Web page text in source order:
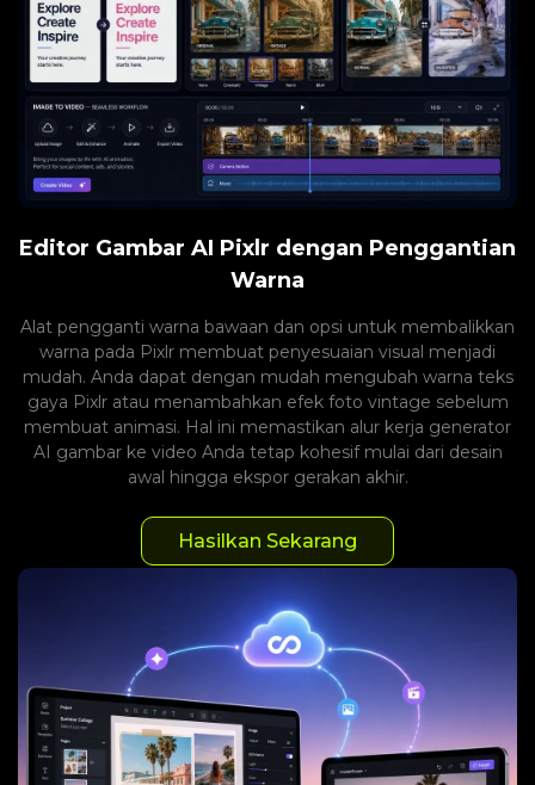
Editor Gambar AI Pixlr dengan Penggantian
Warna
Alat pengganti warna bawaan dan opsi untuk membalikkan
warna pada Pixlr membuat penyesuaian visual menjadi
mudah. Anda dapat dengan mudah mengubah warna teks
gaya Pixlr atau menambahkan efek foto vintage sebelum
membuat animasi. Hal ini memastikan alur kerja generator
AI gambar ke video Anda tetap kohesif mulai dari desain
awal hingga ekspor gerakan akhir.
Hasilkan Sekarang